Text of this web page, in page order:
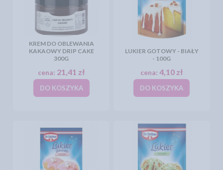
KREM DO OBLEWANIA
KAKAOWY DRIP CAKE
300G
cena: 21,41 zł
DO KOSZYKA
LUKIER GOTOWY - BIAŁY
- 100G
cena:4,10 zł
DO KOSZYKA